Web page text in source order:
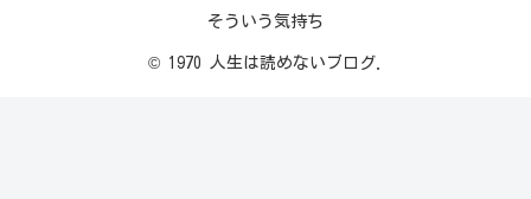
そういう気持ち
© 1970 人生は読めないブログ.